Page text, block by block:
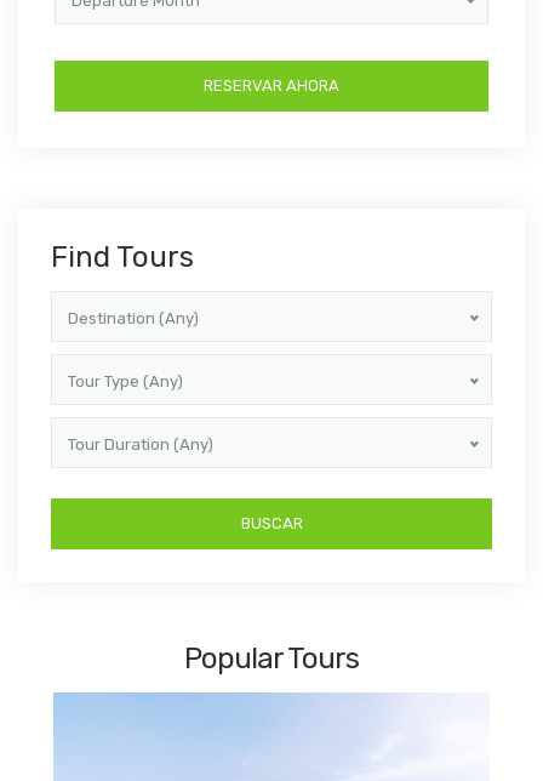
Find Tours
Destination (Any)
Tour Type (Any)
Tour Duration (Any)
Popular Tours